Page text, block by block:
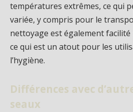
températures extrêmes, ce qui
variée, y compris pour le
nettoyage est également
ce qui est un atout pour les
l’hygiène.
Différences avec
seaux